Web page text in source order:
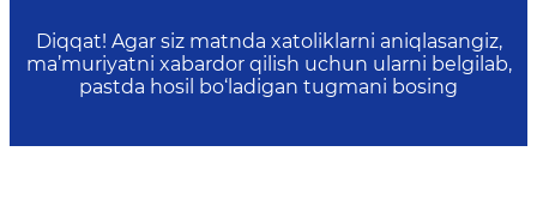
Diqqat! Agar siz matnda xatoliklarni aniqlasangiz,
ma’muriyatni xabardor qilish uchun ularni belgilab,
pastda hosil bo‘ladigan tugmani bosing